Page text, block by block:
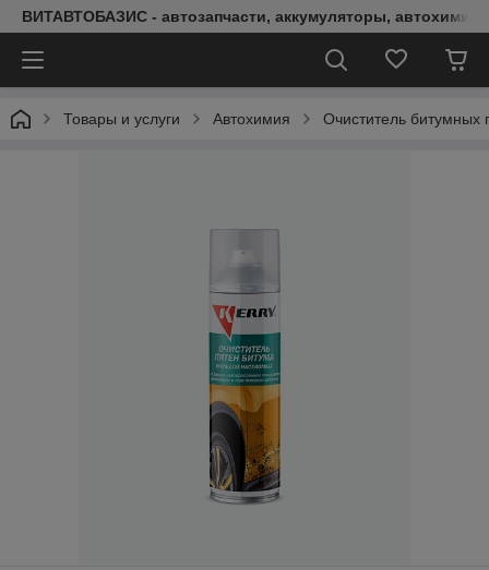
ВИТАВТОБАЗИС - автозапчасти, аккумуляторы, автохимия,
Товары и услуги Автохимия Очиститель битумных